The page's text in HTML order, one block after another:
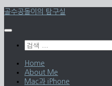
Skip
content
골수공돌이의 탐구실
검
색:
Home
About Me
Mac과 iPhone